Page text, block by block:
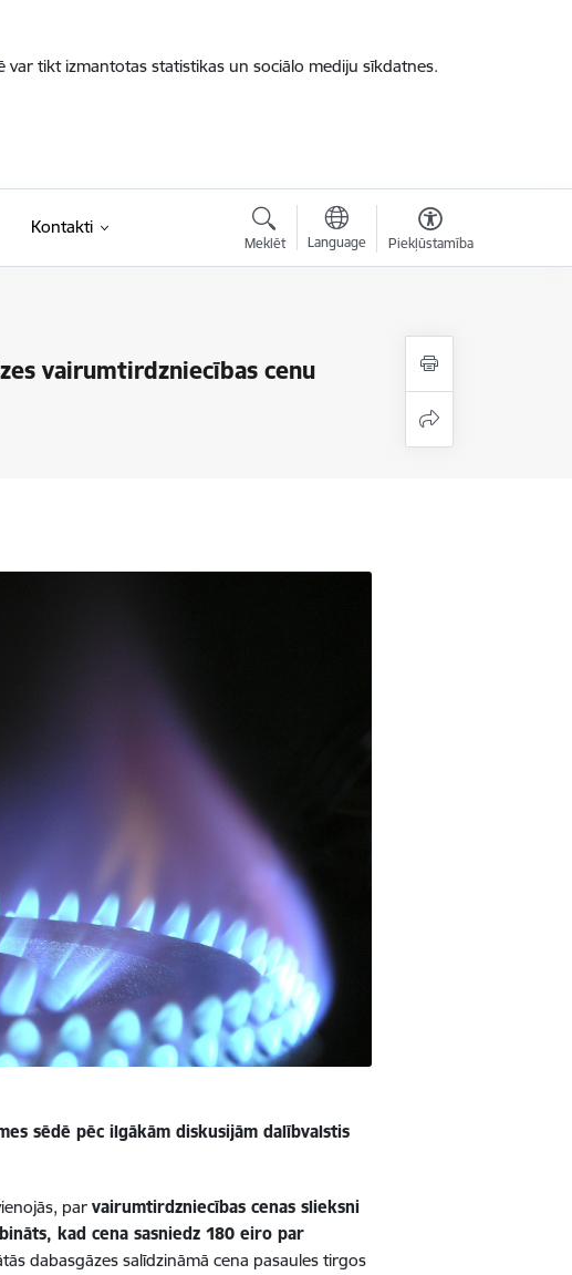
tikt izmantotas statistikas un sociālo mediju sīkdatnes.
Kontakti
Meklēt Language Piekļūstamība
vairumtirdzniecības cenu
sēdē pēc ilgākām diskusijām dalībvalstis
parvairumtirdzniecības cenasslieksni
kad cena sasniedz 180 eiro par
dabasgāzes salīdzināmā cena pasaules tirgos